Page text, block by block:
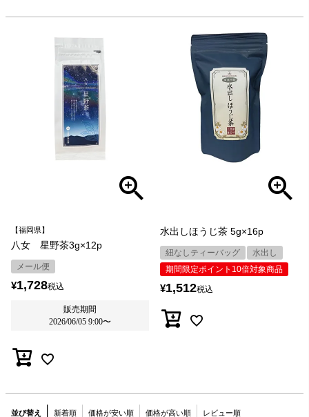
【福岡県】
八女 星野茶3g×12p
メール便
¥1,728税込
販売期間
2026/06/05 9:00〜
水出しほうじ茶 5g×16p
紐なしティーバッグ
水出し
期間限定ポイント10倍対象商品
¥1,512税込
並び替え 新着順 価格が安い順 価格が高い順 レビュー順